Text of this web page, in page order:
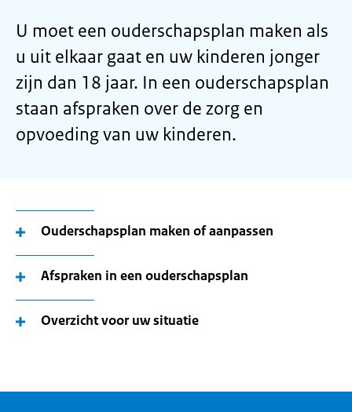
U moet een ouderschapsplan maken als
u uit elkaar gaat en uw kinderen jonger
zijn dan 18 jaar. In een ouderschapsplan
staan afspraken over de zorg en
opvoeding van uw kinderen.
Ouderschapsplan maken of aanpassen
Afspraken in een ouderschapsplan
Overzicht voor uw situatie